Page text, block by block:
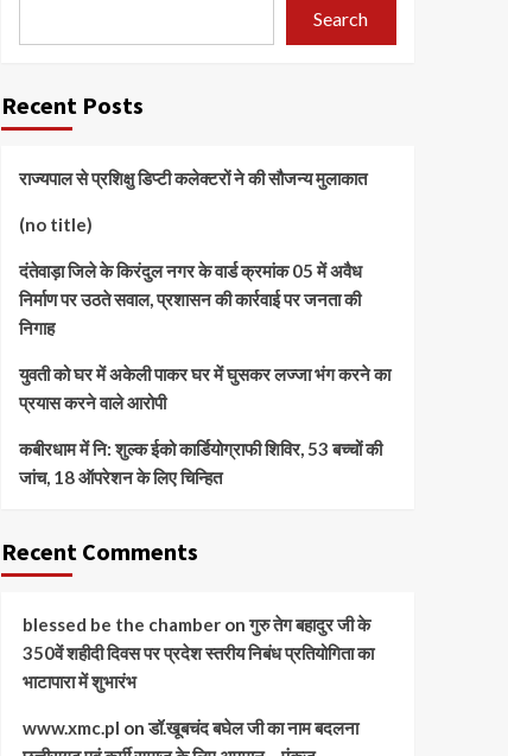
Search
Recent Posts
राज्यपाल से प्रशिक्षु डिप्टी कलेक्टरों ने की सौजन्य मुलाकात
(no title)
दंतेवाड़ा जिले के किरंदुल नगर के वार्ड क्रमांक 05 में अवैध
निर्माण पर उठते सवाल, प्रशासन की कार्रवाई पर जनता की
निगाह
युवती को घर में अकेली पाकर घर में घुसकर लज्जा भंग करने का
प्रयास करने वाले आरोपी
कबीरधाम में नि: शुल्क ईको कार्डियोग्राफी शिविर, 53 बच्चों की
जांच, 18 ऑपरेशन के लिए चिन्हित
Recent Comments
blessed be the chamberonगुरु तेग बहादुर जी के
350वें शहीदी दिवस पर प्रदेश स्तरीय निबंध प्रतियोगिता का
भाटापारा में शुभारंभ
www.xmc.pl onडॉ.खूबचंद बघेल जी का नाम बदलना